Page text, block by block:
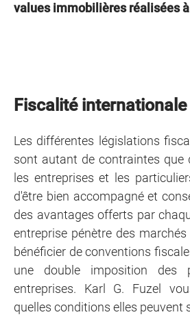
values immobilières réalisées
Fiscalité internationale
Les différentes législations
sont autant de contraintes que
les entreprises et les
d'être bien accompagné et
des avantages offerts par
entreprise pénètre des
bénéficier de conventions
une double imposition des
entreprises. Karl G. Fuzel
quelles conditions elles peuvent